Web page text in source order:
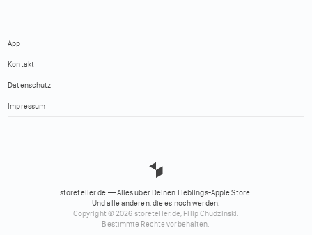
App
Kontakt
Datenschutz
Impressum
storeteller.de — Alles über Deinen Lieblings-Apple Store.
Und alle anderen, die es noch werden.
Copyright © 2026 storeteller.de, Filip Chudzinski.
Bestimmte Rechte vorbehalten.